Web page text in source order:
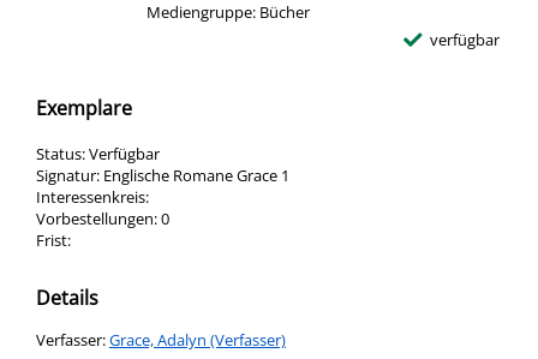
Mediengruppe: Bücher
verfügbar
Exemplare
Status:Verfügbar
Signatur: Englische Romane Grace 1
Interessenkreis:
Vorbestellungen:0
Frist:
Details
Verfasser:Suche nach diesem Verfasser
Grace, Adalyn (Verfasser)